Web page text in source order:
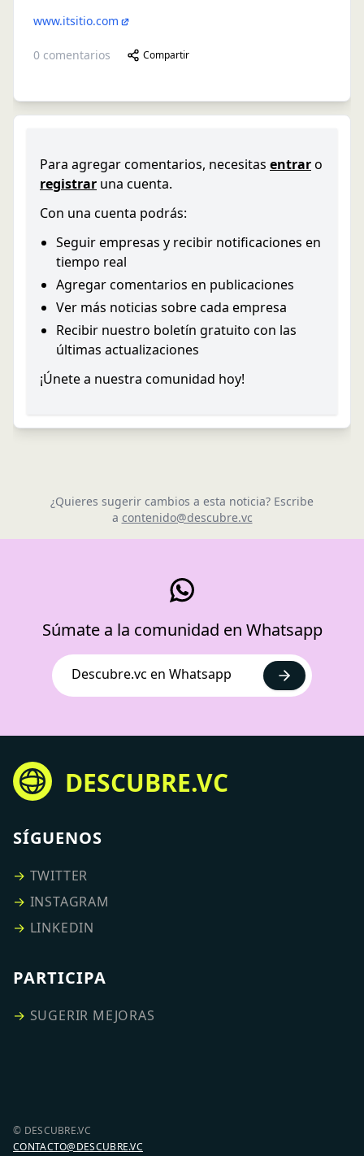
www.itsitio.com
0 comentarios Compartir
Para agregar comentarios, necesitas entraro
registrar una cuenta.
Con una cuenta podrás:
Seguir empresas y recibir notificaciones en
tiempo real
Agregar comentarios en publicaciones
Ver más noticias sobre cada empresa
Recibir nuestro boletín gratuito con las
últimas actualizaciones
¡Únete a nuestra comunidad hoy!
¿Quieres sugerir cambios a esta noticia? Escribe
a contenido@descubre.vc
Súmate a la comunidad en Whatsapp
Descubre.vc en Whatsapp
DESCUBRE.VC
SÍGUENOS
→ TWITTER
→ INSTAGRAM
→ LINKEDIN
PARTICIPA
→ SUGERIR MEJORAS
© DESCUBRE.VC
CONTACTO@DESCUBRE.VC